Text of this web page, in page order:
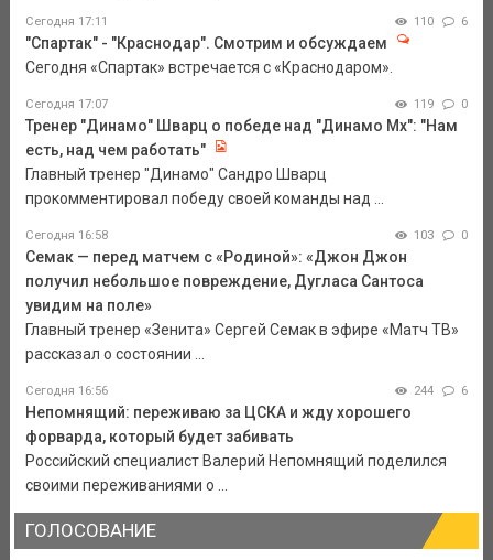
Сегодня 17:11 110 6
"Спартак" - "Краснодар". Смотрим и обсуждаем
Сегодня «Спартак» встречается с «Краснодаром».
Сегодня 17:07 119 0
Тренер "Динамо" Шварц о победе над "Динамо Мх": "Нам
есть, над чем работать"
Главный тренер "Динамо" Сандро Шварц
прокомментировал победу своей команды над ...
Сегодня 16:58 103 0
Семак — перед матчем с «Родиной»: «Джон Джон
получил небольшое повреждение, Дугласа Сантоса
увидим на поле»
Главный тренер «Зенита» Сергей Семак в эфире «Матч ТВ»
рассказал о состоянии ...
Сегодня 16:56 244 6
Непомнящий: переживаю за ЦСКА и жду хорошего
форварда, который будет забивать
Российский специалист Валерий Непомнящий поделился
своими переживаниями о ...
ГОЛОСОВАНИЕ